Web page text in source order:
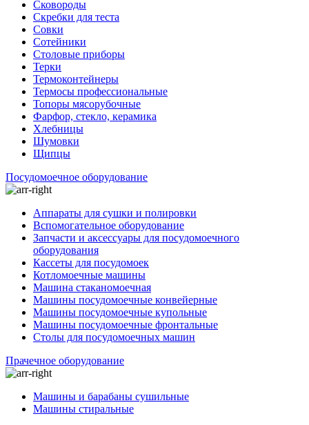
Сковороды
Скребки для теста
Совки
Сотейники
Столовые приборы
Терки
Термоконтейнеры
Термосы профессиональные
Топоры мясорубочные
Фарфор, стекло, керамика
Хлебницы
Шумовки
Щипцы
Посудомоечное оборудование
Аппараты для сушки и полировки
Вспомогательное оборудование
Запчасти и аксессуары для посудомоечного
оборудования
Кассеты для посудомоек
Котломоечные машины
Машина стаканомоечная
Машины посудомоечные конвейерные
Машины посудомоечные купольные
Машины посудомоечные фронтальные
Столы для посудомоечных машин
Прачечное оборудование
Машины и барабаны сушильные
Машины стиральные